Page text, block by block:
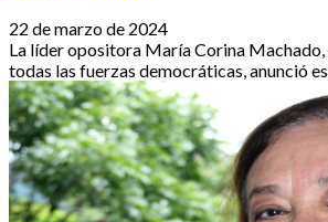
22 de marzo de 2024
La líder opositora María Corina
todas las fuerzas democráticas, anunció